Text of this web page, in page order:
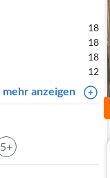
18
18
18
12
mehr anzeigen
5+